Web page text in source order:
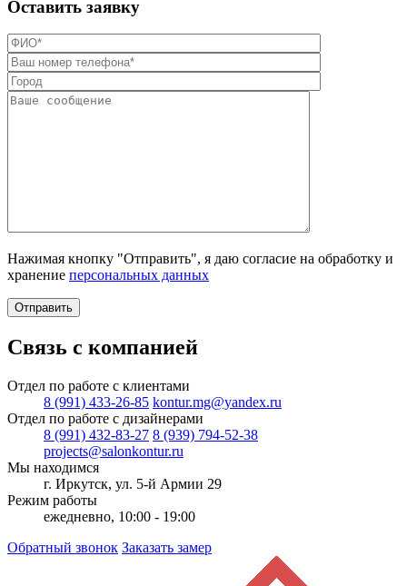
Оставить заявку
Нажимая кнопку "Отправить", я даю согласие на обработку и
хранение персональных данных
Отправить
Связь с компанией
Отдел по работе с клиентами
8 (991) 433-26-85 kontur.mg@yandex.ru
Отдел по работе с дизайнерами
8 (991) 432-83-27 8 (939) 794-52-38
projects@salonkontur.ru
Мы находимся
г. Иркутск, ул. 5-й Армии 29
Режим работы
ежедневно, 10:00 - 19:00
Обратный звонок Заказать замер